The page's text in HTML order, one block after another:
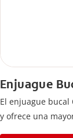
Enjuague
El enjuague bucal
y ofrece una